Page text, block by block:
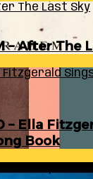
The Last Sky
– After The
Fitzgerald
– Ella
Book